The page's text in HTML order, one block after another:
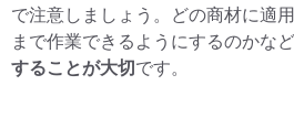
で注意しましょう。どの商材に適
まで作業できるようにするのかなど
することが大切です。